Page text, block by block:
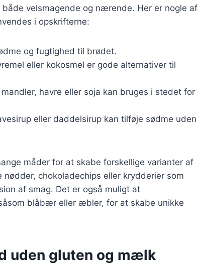
velsmagende og nærende. Her er nogle af
i opskrifterne:
og fugtighed til brødet.
eller kokosmel er gode alternativer til
havre eller soja kan bruges i stedet for
eller daddelsirup kan tilføje sødme uden
måder for at skabe forskellige varianter af
chokoladechips eller krydderier som
af smag. Det er også muligt at
blåbær eller æbler, for at skabe unikke
uden gluten og mælk